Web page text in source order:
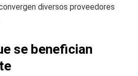
diversos proveedores
se benefician